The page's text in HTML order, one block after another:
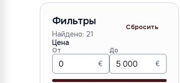
Фильтры
Найдено: 21
Сбросить
Цена
От
€
До
€